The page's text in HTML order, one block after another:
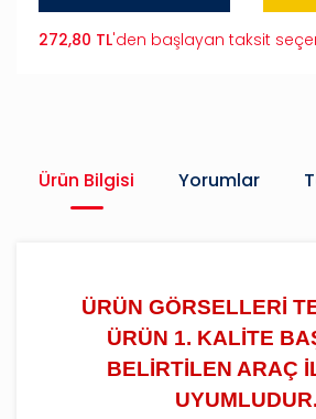
272,80 TL'den başlayan taksit
Ürün Bilgisi Yorumlar
ÜRÜN GÖRSELLERİ
ÜRÜN 1. KALİTE
BELİRTİLEN ARAÇ
UYUMLUDUR.